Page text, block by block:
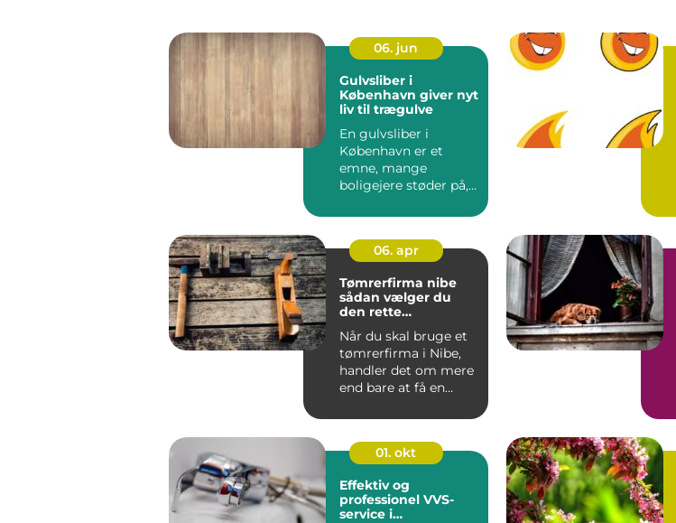
06. jun
Gulvsliber i
København giver nyt
liv til trægulve
En gulvsliber i
København er et
emne, mange
boligejere støder på,
06. apr
Tømrerfirma nibe
sådan vælger du
den rette
Når du skal bruge et
tømrerfirma i Nibe,
handler det om mere
end bare at få en
læg...
01. okt
Effektiv og
professionel VVS-
service i